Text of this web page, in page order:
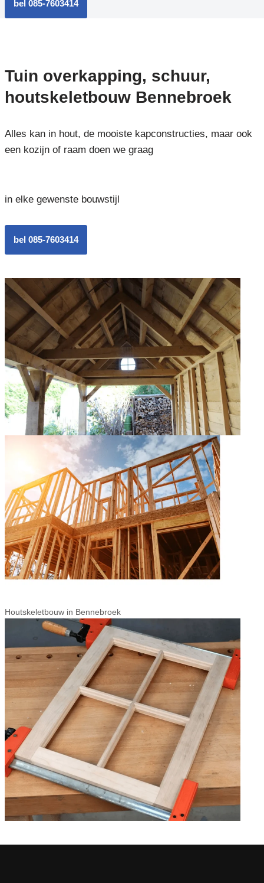
bel 085-7603414
Tuin overkapping, schuur,
houtskeletbouw Bennebroek
Alles kan in hout, de mooiste kapconstructies, maar ook
een kozijn of raam doen we graag
in elke gewenste bouwstijl
bel 085-7603414
Houtskeletbouw in Bennebroek